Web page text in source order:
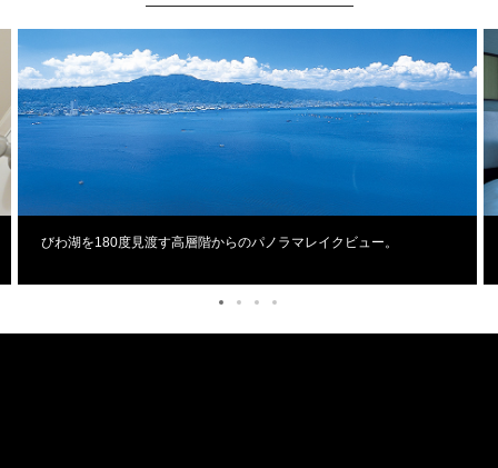
びわ湖を180度見渡す高層階からのパノラマレイクビュー。